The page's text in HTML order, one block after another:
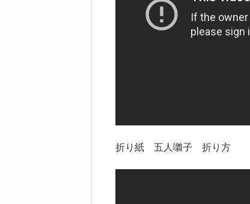
折り紙 五人囃子 折り方